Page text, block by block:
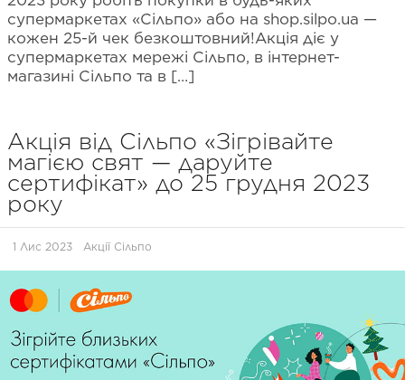
супермаркетах «Сільпо» або на shop.silpo.ua —
кожен 25-й чек безкоштовний!Акція діє у
супермаркетах мережі Сільпо, в інтернет-
магазині Сільпо та в […]
Акція від Сільпо «Зігрівайте
магією свят — даруйте
сертифікат» до 25 грудня 2023
року
1 Лис 2023 Акції Сільпо